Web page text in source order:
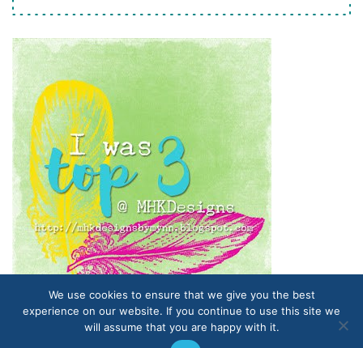
|Themes and Plugins developed
We use cookies to ensure that we give you the best
experience on our website. If you continue to use this site we
will assume that you are happy with it.